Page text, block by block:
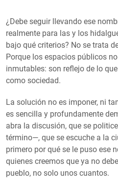
¿Debe seguir llevando ese
realmente para las y los
bajo qué criterios? No se trata
Porque los espacios públicos
inmutables: son reflejo de lo
como sociedad.
La solución no es imponer, ni
es sencilla y profundamente
abra la discusión, que se
término—, que se escuche a la
primero por qué se le puso ese
quienes creemos que ya no
pueblo, no solo unos cuantos.